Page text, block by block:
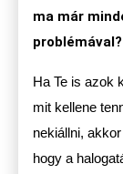
ma már
problémával?
Ha Te is azok
mit kellene
nekiállni,
hogy a